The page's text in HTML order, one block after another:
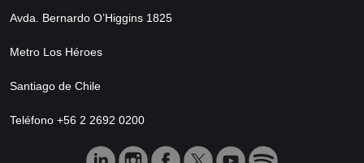
Avda. Bernardo O’Higgins 1825
Metro Los Héroes
Santiago de Chile
Teléfono +56 2 2692 0200